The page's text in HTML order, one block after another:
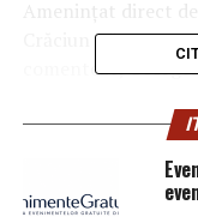
Crăciun Dănuț,
comenteze,
„Instituția
Director, ci